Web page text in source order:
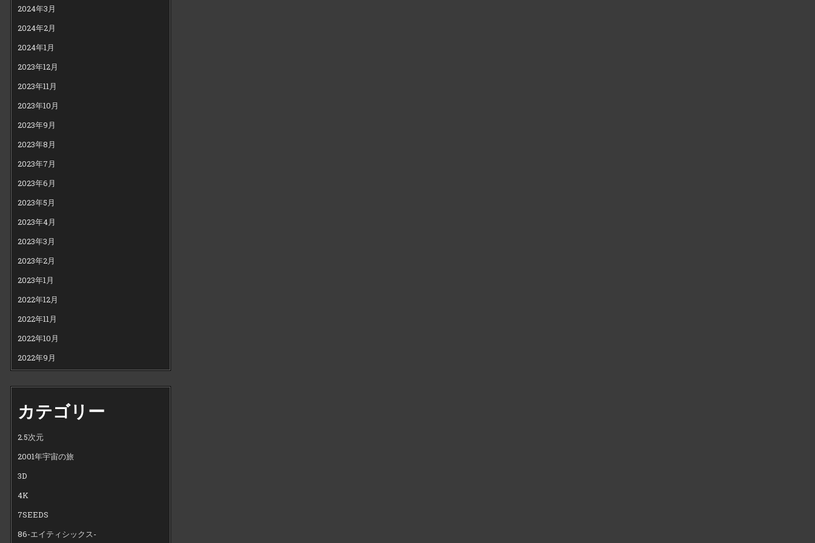
2024年3月
2024年2月
2024年1月
2023年12月
2023年11月
2023年10月
2023年9月
2023年8月
2023年7月
2023年6月
2023年5月
2023年4月
2023年3月
2023年2月
2023年1月
2022年12月
2022年11月
2022年10月
2022年9月
カテゴリー
2.5次元
2001年宇宙の旅
3D
4K
7SEEDS
86-エイティシックス-